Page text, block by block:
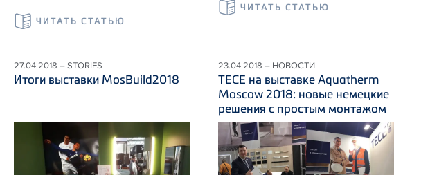
ЧИТАТЬ СТАТЬЮ
ЧИТАТЬ СТАТЬЮ
27.04.2018 – STORIES
Итоги выставки MosBuild2018
23.04.2018 – НОВОСТИ
ТЕСЕ на выставке Aquatherm
Moscow 2018: новые немецкие
решения с простым монтажом